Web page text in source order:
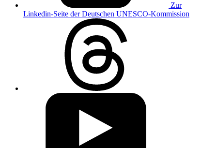
Zur
Linkedin-Seite der Deutschen UNESCO-Kommission